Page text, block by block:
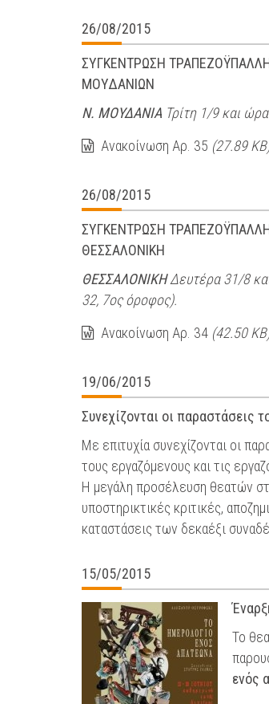
26/08/2015
ΣΥΓΚΕΝΤΡΩΣΗ
ΜΟΥΔΑΝΙΩΝ
Ν. ΜΟΥΔΑΝΙΑ Τρίτη 1/9 και
Ανακοίνωση Αρ. 35 (27.89
26/08/2015
ΣΥΓΚΕΝΤΡΩΣΗ
ΘΕΣΣΑΛΟΝΙΚΗ
ΘΕΣΣΑΛΟΝΙΚΗΔευτέρα 31/8
32, 7ος όροφος).
Ανακοίνωση Αρ. 34 (42.50
19/06/2015
Συνεχίζονται οι παραστάσεις
Με επιτυχία συνεχίζονται οι
τους εργαζόμενους και τις
Η μεγάλη προσέλευση θεατών
υποστηρικτικές κριτικές,
καταστάσεις των δεκαέξι
15/05/2015
Το
ενός